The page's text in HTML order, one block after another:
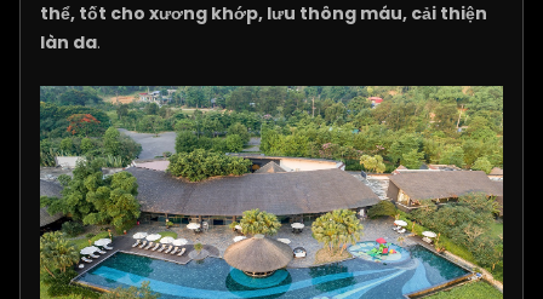
thể, tốt cho xương khớp, lưu thông máu, cải thiện
làn da.